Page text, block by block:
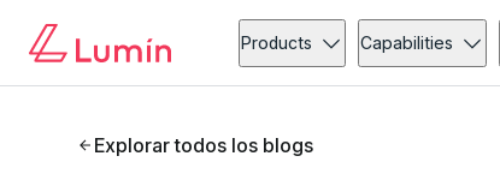
Products Capabilities
Explorar todos los blogs